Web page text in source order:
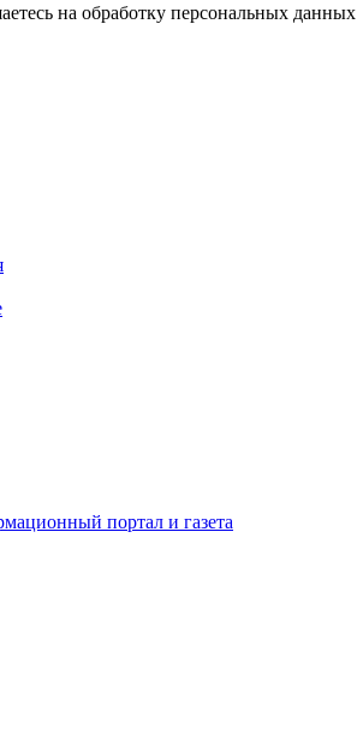
на обработку персональных данных